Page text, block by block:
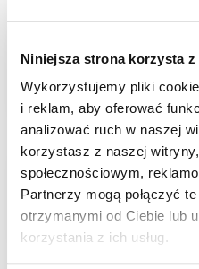
Niniejsza strona korzysta
Wykorzystujemy pliki
i reklam, aby oferować
analizować ruch w naszej
korzystasz z naszej
społecznościowym,
Partnerzy mogą połączyć
otrzymanymi od Ciebie lub
korzystania z ich usług.
od